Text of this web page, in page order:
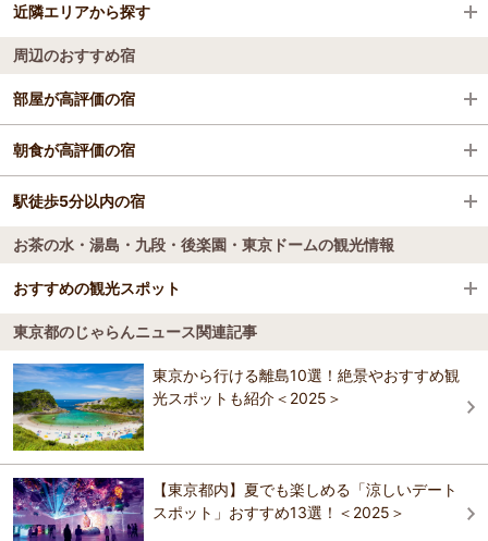
お茶の水・湯島・九段・後楽園・東京ドーム
新大塚駅
茗荷谷駅
千駄木駅
根津駅
近隣エリアから探す
お茶の水・湯島・本郷
周辺のおすすめ宿
部屋が高評価の宿
東京ドームホテル
ホテルモントレ半蔵門
東急ステイ水道橋
ホテル東京ガーデンパレス
アパホテル〈東京九段下〉
お茶の水ホテル 昇龍館
朝食が高評価の宿
東京ドームホテル
ホテルモントレ半蔵門
春日の湯 ドーミーイン後楽園
東急ステイ水道橋
ホテル東京ガーデンパレス
アパホテル〈東京九段下〉
駅徒歩5分以内の宿
東京ドームホテル
ホテルモントレ半蔵門
春日の湯 ドーミーイン後楽園
東急ステイ水道橋
ホテル東京ガーデンパレス
お茶の水・湯島・九段・後楽園・東京ドームの観光情報
おすすめの観光スポット
白山神社
3.9
1655年現在地に移った。加賀白山から勧請し小石川の鎮守として栄え
た。梅雨のころには，境内にあじさいが咲き誇る。
東京都のじゃらんニュース関連記事
東京から行ける離島10選！絶景やおすすめ観
光スポットも紹介＜2025＞
【東京都内】夏でも楽しめる「涼しいデート
スポット」おすすめ13選！＜2025＞